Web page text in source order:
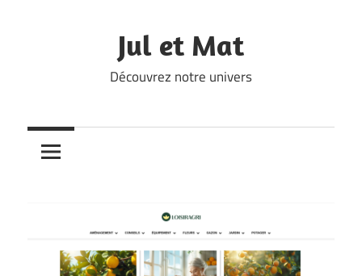
Jul et Mat
Découvrez notre univers